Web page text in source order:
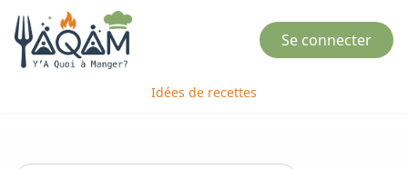
Se connecter
Idées de recettes